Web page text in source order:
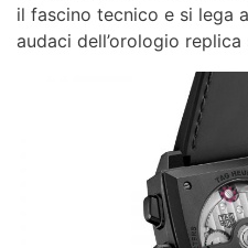
il fascino tecnico e si lega
audaci dell’orologio replica